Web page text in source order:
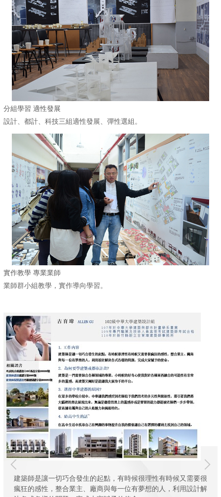
分組學習 適性發展
設計、都計、科技三組適性發展、彈性選組。
實作教學 專業業師
業師群小組教學，實作導向學習。
建築師是讓一切巧合發生的起點，有時候很理性有時候又需要很
瘋狂的感性，整合業主、廠商與每一位有夢想的人，利用設計解